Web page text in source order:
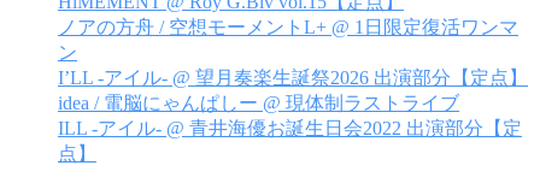
ノアの方舟 / 空想モーメントL+ @ 1日限定復活ワンマ
ン
I’LL -アイル- @ 望月奏楽生誕祭2026 出演部分【定点】
idea / 電脳にゃんぱしー @ 現体制ラストライブ
ILL -アイル- @ 青井海優お誕生日会2022 出演部分【定
点】